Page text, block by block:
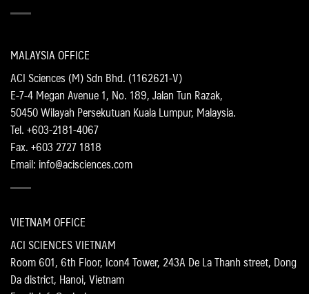
MALAYSIA OFFICE
ACI Sciences (M) Sdn Bhd. (1162621-V)
E-7-4 Megan Avenue 1, No. 189, Jalan Tun Razak,
50450 Wilayah Persekutuan Kuala Lumpur, Malaysia.
Tel. +603-2181-4067
Fax. +603 2727 1818
Email: info@acisciences.com
VIETNAM OFFICE
ACI SCIENCES VIETNAM
Room 601, 6th Floor, Icon4 Tower, 243A De La Thanh street, Dong
Da district, Hanoi, Vietnam